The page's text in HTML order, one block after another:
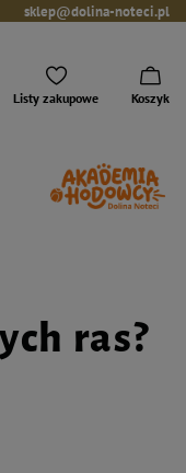
sklep@dolina-noteci.pl
Listy zakupowe Koszyk
ras?